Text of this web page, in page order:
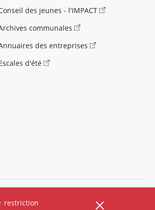
restriction
des jeunes - l'IMPACT
communales
des entreprises
d'été
Carte des travaux